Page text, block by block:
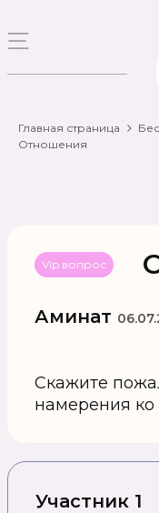
Главная страница
Отношения
Vip вопрос
Аминат
Скажите
намерения ко
Участник 1